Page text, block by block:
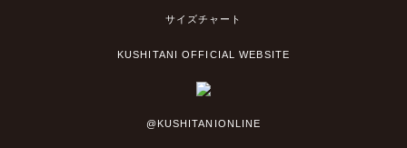
サイズチャート
KUSHITANI OFFICIAL WEBSITE
@KUSHITANIONLINE